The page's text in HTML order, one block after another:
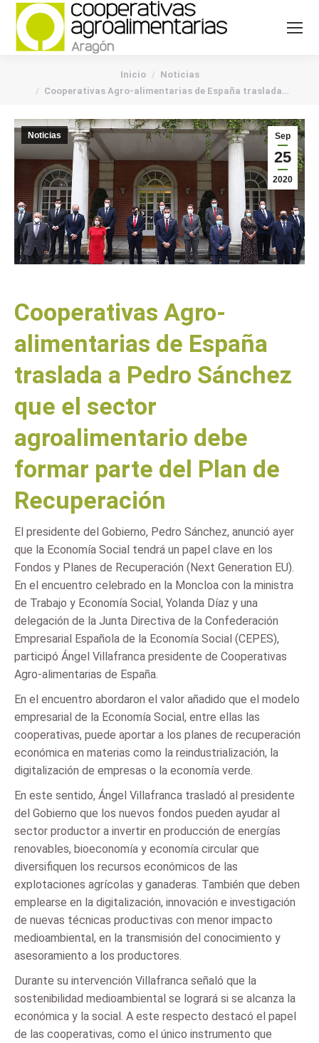
Inicio
Noticias
Cooperativas Agro-alimentarias de España traslada…
Sep
25
2020
Noticias
Cooperativas Agro-
alimentarias de España
traslada a Pedro Sánchez
que el sector
agroalimentario debe
formar parte del Plan de
Recuperación
El presidente del Gobierno, Pedro Sánchez, anunció ayer
que la Economía Social tendrá un papel clave en los
Fondos y Planes de Recuperación (Next Generation EU).
En el encuentro celebrado en la Moncloa con la ministra
de Trabajo y Economía Social, Yolanda Díaz y una
delegación de la Junta Directiva de la Confederación
Empresarial Española de la Economía Social (CEPES),
participó Ángel Villafranca presidente de Cooperativas
Agro-alimentarias de España.
En el encuentro abordaron el valor añadido que el modelo
empresarial de la Economía Social, entre ellas las
cooperativas, puede aportar a los planes de recuperación
económica en materias como la reindustrialización, la
digitalización de empresas o la economía verde.
En este sentido, Ángel Villafranca trasladó al presidente
del Gobierno que los nuevos fondos pueden ayudar al
sector productor a invertir en producción de energías
renovables, bioeconomía y economía circular que
diversifiquen los recursos económicos de las
explotaciones agrícolas y ganaderas. También que deben
emplearse en la digitalización, innovación e investigación
de nuevas técnicas productivas con menor impacto
medioambiental, en la transmisión del conocimiento y
asesoramiento a los productores.
Durante su intervención Villafranca señaló que la
sostenibilidad medioambiental se logrará si se alcanza la
económica y la social. A este respecto destacó el papel
de las cooperativas, como el único instrumento que